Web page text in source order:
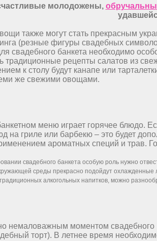
молодожены,
также могут стать прекрасным
(резные фигуры свадебных
свадебного банкета необходимо
традиционные рецепты салатов из
к столу будут канапе или
же свежими овощами.
меню играет горячее блюдо.
на гриле или барбекю – это будет
ароматных специй и трав.
свадебного банкета особую роль нужно
среды прекрасно подойдут
алкогольных напитков, можно
немаловажным моментом свадебного
торт). В летнее время